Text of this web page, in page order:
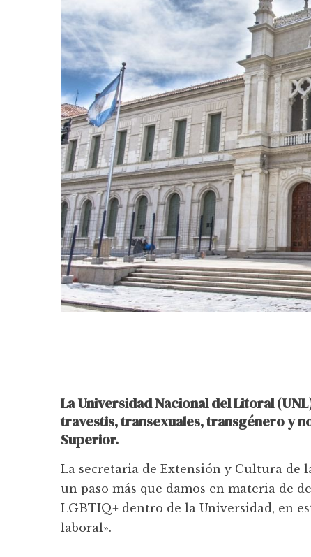
La Universidad Nacional del Litoral
travestis, transexuales, transgénero y
Superior.
La secretaria de Extensión y Cultura de
un paso más que damos en materia de
LGBTIQ+ dentro de la Universidad, en
laboral».